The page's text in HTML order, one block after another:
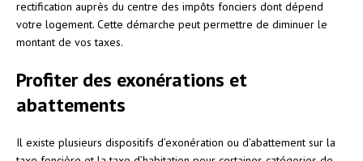
rectification auprès du centre des impôts fonciers dont dépend
votre logement. Cette démarche peut permettre de diminuer le
montant de vos taxes.
Profiter des exonérations et
abattements
Il existe plusieurs dispositifs d’exonération ou d’abattement sur la